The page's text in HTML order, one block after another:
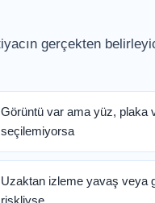
gerçekten
Görüntü var ama yüz, plaka
seçilemiyorsa
Uzaktan izleme yavaş veya
riskliyse